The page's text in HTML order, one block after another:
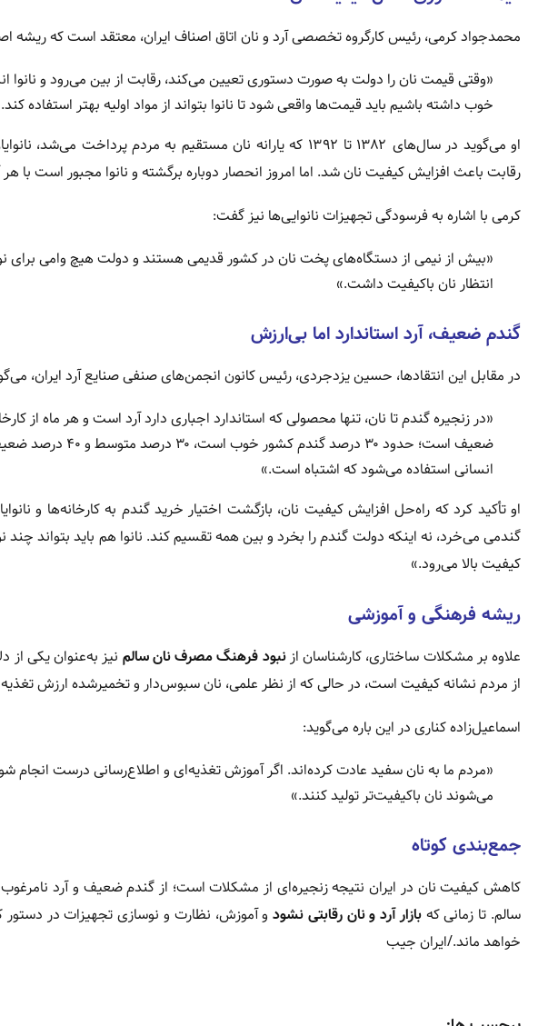
محمدجواد کرمی، رئیس کارگروه تخصصی آرد و نان اتاق اصناف ایران، معتقد است که
«وقتی قیمت نان را دولت به صورت دستوری تعیین می‌کند، رقابت از بین می‌رود و نانوا
خوب داشته باشیم باید قیمت‌ها واقعی شود تا نانوا بتواند از مواد اولیه بهتر استفاده
او می‌گوید در سال‌های ۱۳۸۲ تا ۱۳۹۲ که یارانه نان مستقیم به مردم
رقابت باعث افزایش کیفیت نان شد. اما امروز انحصار دوباره برگشته و نانوا مجبور است با
کرمی با اشاره به فرسودگی تجهیزات نانوایی‌ها نیز گفت:
«بیش از نیمی از دستگاه‌های پخت نان در کشور قدیمی هستند و دولت هیچ وامی برای
انتظار نان باکیفیت داشت.»
گندم ضعیف، آرد استاندارد اما بی‌ارزش
در مقابل این انتقادها، حسین یزدجردی، رئیس کانون انجمن‌های صنفی صنایع آرد ایران،
«در زنجیره گندم تا نان، تنها محصولی که استاندارد اجباری دارد آرد است و هر ماه از
ضعیف است؛ حدود ۳۰
انسانی استفاده می‌شود که اشتباه است.»
او تأکید کرد که راه‌حل افزایش کیفیت نان، بازگشت اختیار خرید گندم به کارخانه‌ها و
گندمی می‌خرد، نه اینکه دولت گندم را بخرد و بین همه تقسیم کند. نانوا هم باید بتواند
کیفیت بالا می‌رود.»
ریشه فرهنگی و آموزشی
علاوه بر مشکلات ساختاری، کارشناسان ازنبود فرهنگ مصرف نان سالم نیز به‌عنوان یکی
از مردم نشانه کیفیت است، در حالی که از نظر علمی، نان سبوس‌دار و تخمیرشده ارزش
اسماعیل‌زاده کناری در این باره می‌گوید:
«مردم ما به نان سفید عادت کرده‌اند. اگر آموزش تغذیه‌ای و اطلاع‌رسانی درست انجام
می‌شوند نان باکیفیت‌تر تولید کنند.»
جمع‌بندی کوتاه
کاهش کیفیت نان در ایران نتیجه زنجیره‌ای از مشکلات است؛ از گندم ضعیف و آرد
سالم. تا زمانی کهبازار آرد و نان رقابتی نشودو آموزش، نظارت و نوسازی تجهیزات در دستور
خواهد ماند./ایران جیب